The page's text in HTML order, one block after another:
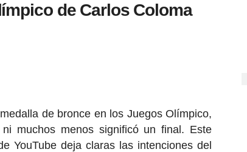
de Carlos Coloma
de bronce en los Juegos Olímpico,
muchos menos significó un final. Este
YouTube deja claras las intenciones del